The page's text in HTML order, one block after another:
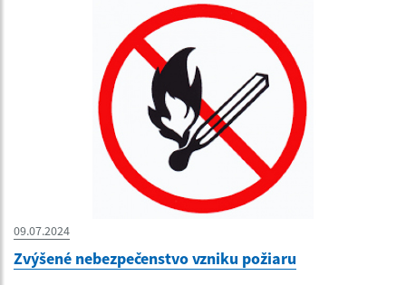
09.07.2024
Zvýšené nebezpečenstvo vzniku požiaru